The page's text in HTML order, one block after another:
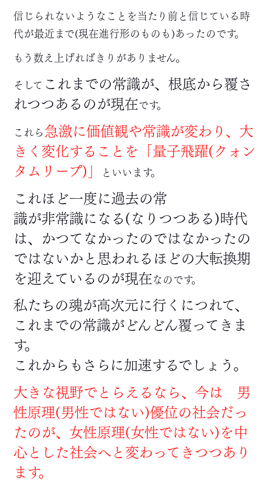
信じられないようなことを当たり前と信じている時
代が最近まで(現在進行形のものも)あったのです。
もう数え上げればきりがありません。
そして これまでの常識が、根底から覆さ
れつつあるのが現在です。
これら急激に価値観や常識が変わり、大
きく変化することを「量子飛躍(クォン
タムリープ)」
といいます。
これほど一度に過去の常
識が非常識になる(なりつつある)時代
は、かつてなかったのではなかったの
ではないかと思われるほどの大転換期
を迎えているのが現在なのです。
私たちの魂が高次元に行くにつれて、
これまでの常識がどんどん覆ってきま
す。
これからもさらに加速するでしょう。
大きな視野でとらえるなら、今は 男
性原理(男性ではない)優位の社会だっ
たのが、女性原理(女性ではない)を中
心とした社会へと変わってきつつあり
ます。